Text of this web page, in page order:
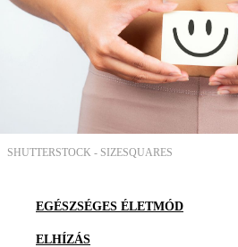
SHUTTERSTOCK - SIZESQUARES
EGÉSZSÉGES ÉLETMÓD
ELHÍZÁS